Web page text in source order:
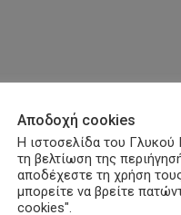
Αποδοχή cookies
Η ιστοσελίδα του Γλυκού
τη βελτίωση της
αποδέχεστε τη χρήση
μπορείτε να βρείτε
cookies".